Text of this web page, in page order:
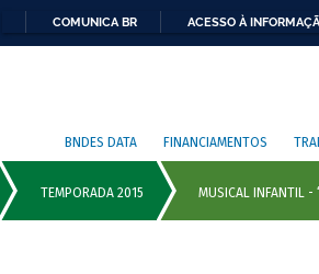
COMUNICA BR ACESSO À
BNDES DATA FINANCIAMENTOS